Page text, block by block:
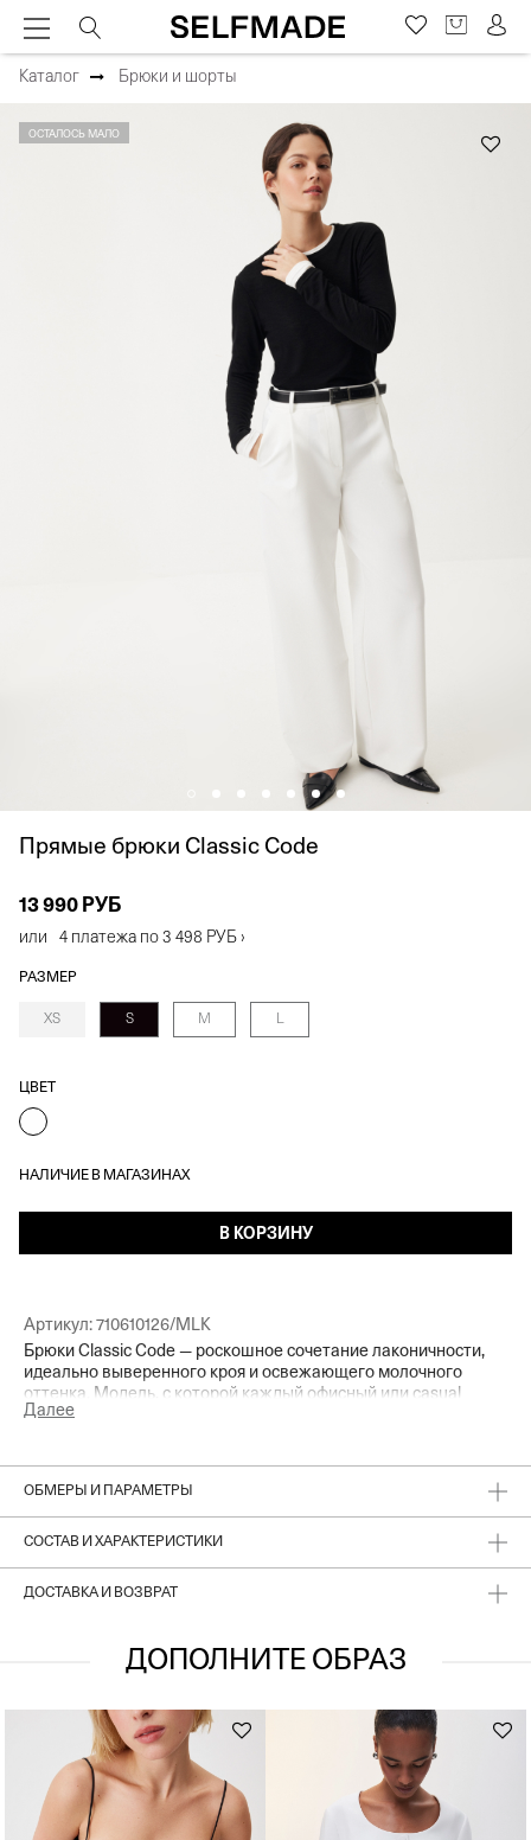
Каталог Брюки и шорты
ОСТАЛОСЬ МАЛО
Прямые брюки Classic Code
13 990 РУБ
или 4 платежа по 3 498 РУБ ›
РАЗМЕР
XS S M L
ЦВЕТ
В КОРЗИНУ
НАЛИЧИЕ В МАГАЗИНАХ
Артикул: 710610126/MLK
Брюки Classic Code — роскошное сочетание лаконичности,
идеально выверенного кроя и освежающего молочного
оттенка. Модель, с которой каждый офисный или casual
образ будет выглядеть безукоризненно стильно благодаря
костюмная ткань позволяют легко интегрировать изделие в
верхом: от базовых лонгсливов до нарядных вечерних топов.
Далее
ОБМЕРЫ И ПАРАМЕТРЫ
СОСТАВ И ХАРАКТЕРИСТИКИ
ДОСТАВКА И ВОЗВРАТ
ДОПОЛНИТЕ ОБРАЗ